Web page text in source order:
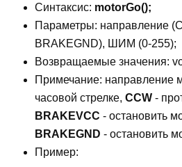
Синтаксис: motorGo();
Параметры: направление
BRAKEGND), ШИМ (0-255);
Возвращаемые значения:
Примечание: направление
часовой стрелке, CCW -
BRAKEVCC - остановить
BRAKEGND - остановить
Пример: